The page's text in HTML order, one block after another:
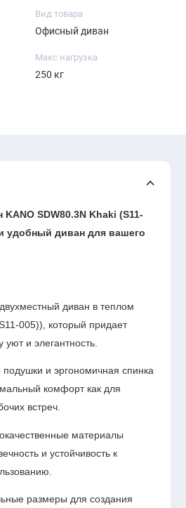
Вид товара
Офисный диван
Макс нагрузка
250 кг
SDW80.3N Khaki (S11-
удобный диван для вашего
диван в теплом
005)), который придает
и элегантность.
и эргономичная спинка
комфорт как для
встреч.
материалы
и устойчивость к
размеры для создания